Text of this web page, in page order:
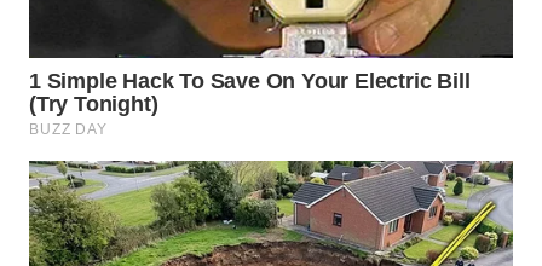
WN
PADANG
LAWAS
WN
SUMEDANG